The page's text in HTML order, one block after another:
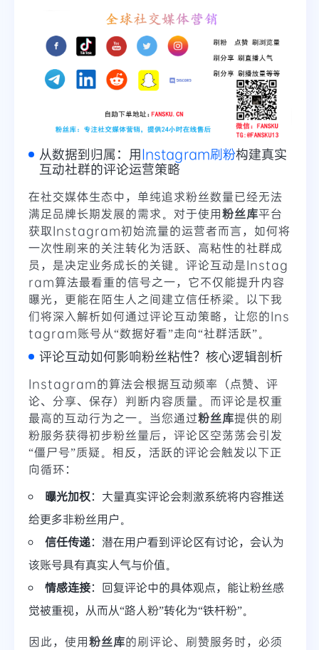
从数据到归属：用Instagram刷粉构建真实
互动社群的评论运营策略
在社交媒体生态中，单纯追求粉丝数量已经无法
满足品牌长期发展的需求。对于使用粉丝库平台
获取Instagram初始流量的运营者而言，如何将
一次性刷来的关注转化为活跃、高粘性的社群成
员，是决定业务成长的关键。评论互动是Instag
ram算法最看重的信号之一，它不仅能提升内容
曝光，更能在陌生人之间建立信任桥梁。以下我
们将深入解析如何通过评论互动策略，让您的Ins
tagram账号从“数据好看”走向“社群活跃”。
评论互动如何影响粉丝粘性？核心逻辑剖析
Instagram的算法会根据互动频率（点赞、评
论、分享、保存）判断内容质量。而评论是权重
最高的互动行为之一。当您通过粉丝库提供的刷
粉服务获得初步粉丝量后，评论区空荡荡会引发
“僵尸号”质疑。相反，活跃的评论会触发以下正
向循环：
曝光加权：大量真实评论会刺激系统将内容推送
给更多非粉丝用户。
信任传递：潜在用户看到评论区有讨论，会认为
该账号具有真实人气与价值。
情感连接：回复评论中的具体观点，能让粉丝感
觉被重视，从而从“路人粉”转化为“铁杆粉”。
因此，使用粉丝库的刷评论、刷赞服务时，必须